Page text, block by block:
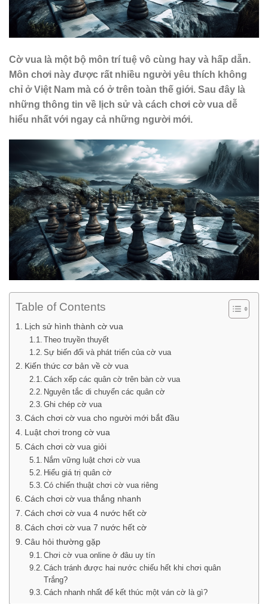
Cờ vua là một bộ môn trí tuệ vô cùng hay và hấp dẫn.
Môn chơi này được rất nhiều người yêu thích không
chỉ ở Việt Nam mà có ở trên toàn thế giới. Sau đây là
những thông tin về lịch sử và cách chơi cờ vua dễ
hiểu nhất với ngay cả những người mới.
Table of Contents
Lịch sử hình thành cờ vua
Theo truyền thuyết
Sự biến đổi và phát triển của cờ vua
Kiến thức cơ bản về cờ vua
Cách xếp các quân cờ trên bàn cờ vua
Nguyên tắc di chuyển các quân cờ
Ghi chép cờ vua
Cách chơi cờ vua cho người mới bắt đầu
Luật chơi trong cờ vua
Cách chơi cờ vua giỏi
Nắm vững luật chơi cờ vua
Hiểu giá trị quân cờ
Có chiến thuật chơi cờ vua riêng
Cách chơi cờ vua thắng nhanh
Cách chơi cờ vua 4 nước hết cờ
Cách chơi cờ vua 7 nước hết cờ
Câu hỏi thường gặp
Chơi cờ vua online ở đâu uy tín
Cách tránh được hai nước chiếu hết khi chơi quân
Trắng?
Cách nhanh nhất để kết thúc một ván cờ là gì?